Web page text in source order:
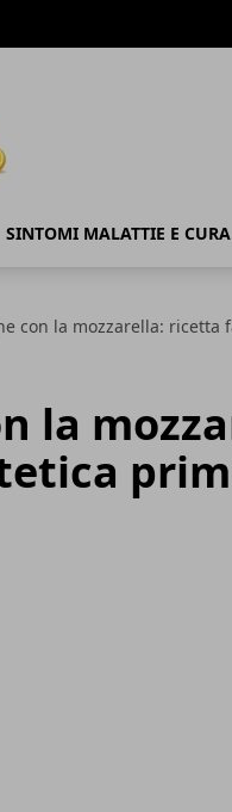
SINTOMI MALATTIE E CURA
con la mozzarella: ricetta
la